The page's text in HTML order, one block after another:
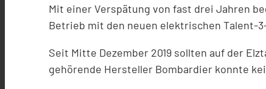
Mit einer Verspätung von fast drei Jahren
Betrieb mit den neuen elektrischen Talent-
Seit Mitte Dezember 2019 sollten auf der
gehörende Hersteller Bombardier konnte